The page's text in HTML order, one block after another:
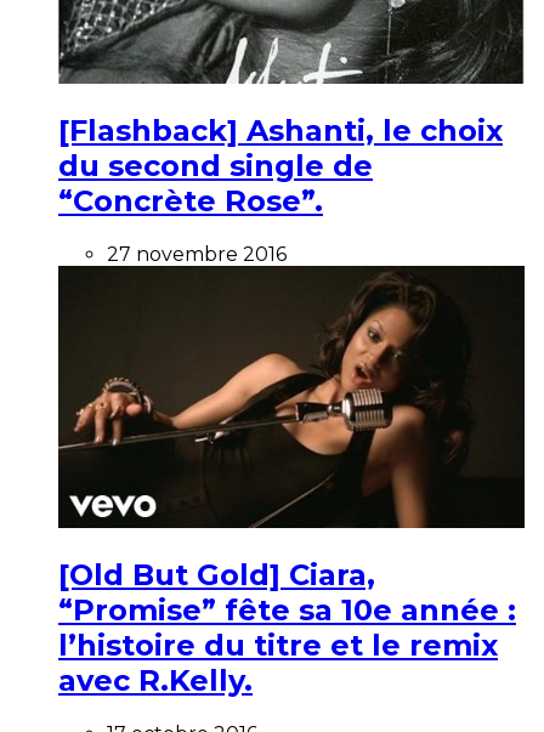
[Flashback] Ashanti, le choix
du second single de
“Concrète Rose”.
27 novembre 2016
[Old But Gold] Ciara,
“Promise” fête sa 10e année :
l’histoire du titre et le remix
avec R.Kelly.